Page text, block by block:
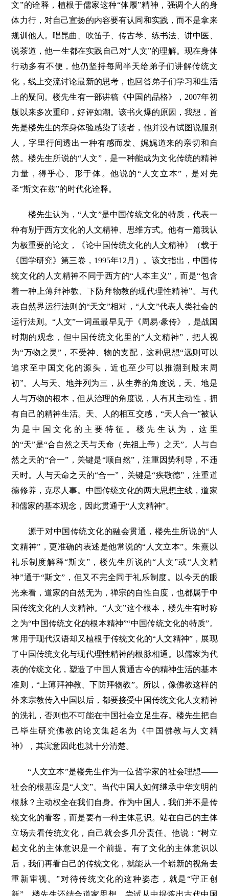
文”的诠释，植根于儒家这种“体履”精神，强调个人的身
体力行，对自己宣扬的内容要有认同和实践，而不是拿来
规训他人。唱昆曲、吹笛子、传古琴、练书法、讲中医、
说茶道，他一生都在实践自己对“人文”的理解。现在身体
行动多有不便，他仍坚持每周半天给弟子们讲解传统文
化，线上交流讨论最新的思考，也回答弟子们学习和生活
上的疑问。楼先生有一部讲稿《中国的品格》，2007年初
版以来多次重印，好评如潮。该书火爆的原因，我想，首
先是楼先生的亲身体验感染了读者，他并没有试图说服别
人，字里行间透出一种有感而发、娓娓道来的亲切和自
然。楼先生所说的“人文”，是一种能成为文化传统的精神
力量，得乎心、形于体。他说的“人文立本”，是对先
圣“斯文在兹”的时代化诠释。
楼先生认为，“人文”是中国传统文化的特质，代表一
种有别于西方文化的人文精神、思维方式。他有一篇我认
为极重要的论文，《论中国传统文化的人文精神》（载于
《国学研究》第三卷，1995年12月）。该文指出，中国传
统文化的人文精神不同于西方的“人本主义”，而是“包含
着一种上薄拜神教、下防拜物教的现代理性精神”。与代
表自然界运行法则的“天文”相对，“人文”代表人类社会的
运行法则。“人文”一词虽最早见于《周易·彖传》，是战国
时期的观念，但中国传统文化里的“人文精神”，把人视
为“万物之灵”，不受神、物的支配，这种思想“远则可以
追求至中国文化的源头，近也至少可以推溯到殷末周
初”。人与天、地并列为三，从生养的角度说，天、地是
人与万物的根本，但从治理的角度说，人有其主动性，拥
有自己的精神生活。天、人的相互交感，“天人合一”被认
为是中国文化的主要特征。楼先生认为，这里
的“天”是“合自然之天与天命（先祖上帝）之天”。人与自
然之天的“合一”，关键是“顺自然”，注重因势利导，不违
天时。人与天命之天的“合一”，关键是“疾敬德”，注重道
德修养，克尽人事。中国传统文化的两大思想主线，道家
和儒家的基本观念，因此贯通于“人文精神”。
源于对中国传统文化的融会贯通，楼先生所说的“人
文精神”，更准确的表述是他常说的“人文立本”。朱熹以
礼乐制度解释“斯文”，楼先生所说的“人文”或“人文精
神”通于“斯文”，但又不完全同于礼乐制度。以今天的眼
光来看，道家的自然无为，禅宗的自性自度，也都属于中
国传统文化的人文精神。“人文”这个根本，楼先生有时称
之为“中国传统文化的根本精神”“中国传统文化的特质”。
常用于现代汉语却又植根于传统文化的“人文精神”，展现
了中国传统文化与现代理性精神的根脉相通。以儒家为代
表的传统文化，塑造了中国人贯通古今的精神生活的基本
准则，“上薄拜神教、下防拜物教”。所以，像佛教这样的
外来宗教传入中国以后，都要接受中国传统文化人文精神
的洗礼，否则也不可能在中国社会立足生存。楼先生把自
己毕生研究佛教的论文集起名为《中国佛教与人文精
神》，其寓意因此也就十分清楚。
“人文立本”是楼先生作为一位哲学家的社会理想——
社会的根基应是“人文”。当代中国人如何继承中华文明的
根脉？主动权全在我们自身。作为中国人，我们并不是传
统文化的看客，而是要有一种主体意识。站在自己的主体
立场去看传统文化，自己就会多几分责任。他说：“树立
起文化的主体意识是一个前提。有了文化的主体意识以
后，我们再看自己的传统文化，就能从一个崭新的视角去
重新审视。”对待传统文化的这种姿态，就是“守正创
新”。楼先生还结合道家思想，尝试从中提炼出古代中国